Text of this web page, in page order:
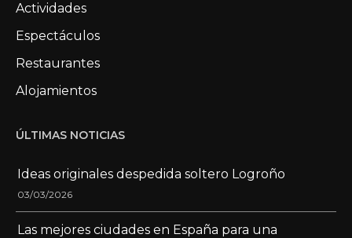
Actividades
Espectáculos
Restaurantes
Alojamientos
ÚLTIMAS NOTICIAS
Ideas originales despedida soltero Logroño
03/03/2026
Las mejores ciudades en España para una